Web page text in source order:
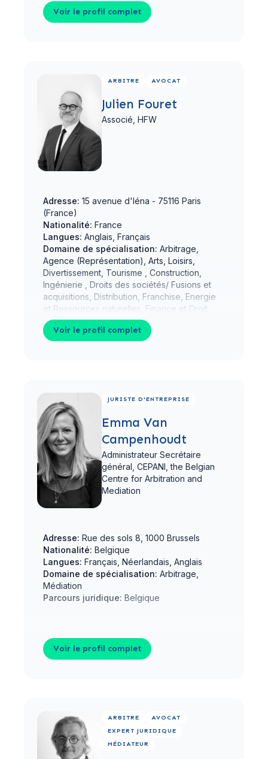
Voir le profil complet
ARBITRE AVOCAT
Julien Fouret
Associé, HFW
Adresse: 15 avenue d'Iéna - 75116 Paris
(France)
Nationalité: France
Langues: Anglais, Français
Domaine de spécialisation: Arbitrage,
Agence (Représentation), Arts, Loisirs,
Divertissement, Tourisme , Construction,
Ingénierie , Droits des sociétés/ Fusions et
acquisitions, Distribution, Franchise, Energie
et Ressources naturelles, Finance et Droit
bancaire, Investissement / Droit International
Public, Droit Immobiliershow 1 more
Parcours juridique:Belgique, Canada,
Voir le profil complet
JURISTE D'ENTREPRISE
Emma Van
Campenhoudt
Administrateur Secrétaire
général, CEPANI, the Belgian
Centre for Arbitration and
Mediation
Adresse: Rue des sols 8, 1000 Brussels
Nationalité: Belgique
Langues: Français, Néerlandais, Anglais
Domaine de spécialisation: Arbitrage,
Médiation
Parcours juridique: Belgique
Voir le profil complet
ARBITRE
AVOCAT
EXPERT JURIDIQUE
MÉDIATEUR